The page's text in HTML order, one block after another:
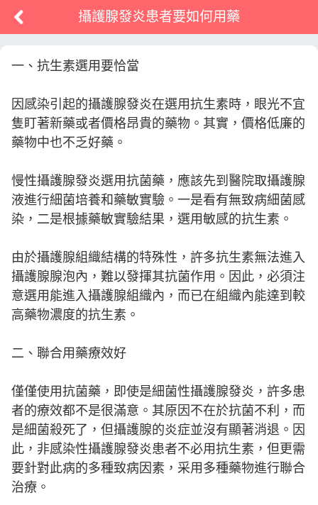
攝護腺發炎患者要如何用藥
一、抗生素選用要恰當
因感染引起的攝護腺發炎在選用抗生素時，眼光不宜
隻盯著新藥或者價格昂貴的藥物。其實，價格低廉的
藥物中也不乏好藥。
慢性攝護腺發炎選用抗菌藥，應該先到醫院取攝護腺
液進行細菌培養和藥敏實驗。一是看有無致病細菌感
染，二是根據藥敏實驗結果，選用敏感的抗生素。
由於攝護腺組織結構的特殊性，許多抗生素無法進入
攝護腺腺泡內，難以發揮其抗菌作用。因此，必須注
意選用能進入攝護腺組織內，而已在組織內能達到較
高藥物濃度的抗生素。
二、聯合用藥療效好
僅僅使用抗菌藥，即使是細菌性攝護腺發炎，許多患
者的療效都不是很滿意。其原因不在於抗菌不利，而
是細菌殺死了，但攝護腺的炎症並沒有顯著消退。因
此，非感染性攝護腺發炎患者不必用抗生素，但更需
要針對此病的多種致病因素，采用多種藥物進行聯合
治療。